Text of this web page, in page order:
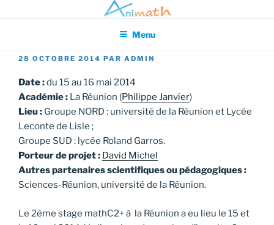
au
principal
Association pour l'Animation en Mathématiques
Menu
PUBLIÉ
28 OCTOBRE 2014 PAR ADMIN
Date :du 15 au 16 mai 2014
Académie : La Réunion (Philippe Janvier)
Lieu : Groupe NORD : université de la Réunion et Lycée
Leconte de Lisle ;
Groupe SUD : lycée Roland Garros.
Porteur de projet : David Michel
Autres partenaires scientifiques ou pédagogiques :
Sciences-Réunion, université de la Réunion.
Le 2ème stage mathC2+ à la Réunion a eu lieu le 15 et